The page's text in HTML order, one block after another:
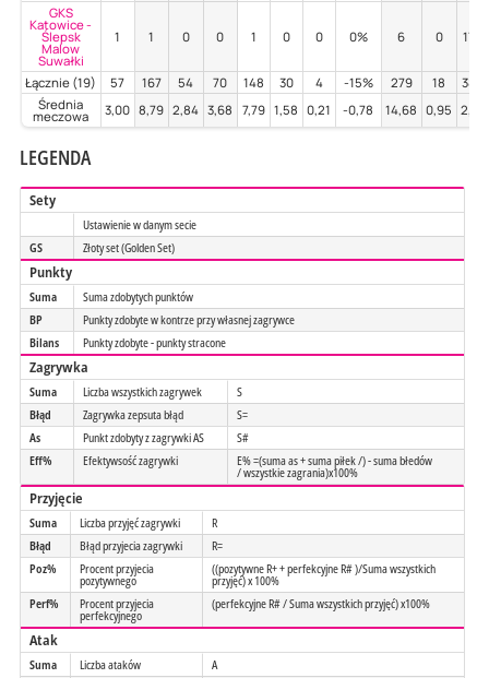
GKS
Katowice -
Ślepsk
Malow
Suwałki
1 1 0 0 1 0 0 0% 6 0 17%
Łącznie (19) 57 167 54 70 148 30 4 -15% 279 18
38%
Średnia
meczowa 3,00 8,79 2,84 3,68 7,79 1,58 0,21 -0,78 14,68 0,95 2,00
LEGENDA
Sety
Ustawienie w danym secie
GS
Złoty set (Golden Set)
Punkty
Suma
Suma zdobytych punktów
BP
Punkty zdobyte w kontrze przy własnej zagrywce
Bilans
Punkty zdobyte - punkty stracone
Zagrywka
Suma Liczba wszystkich zagrywek
S
Błąd
Zagrywka zepsuta błąd
S=
As
Punkt zdobyty z zagrywki AS
S#
Eff%
Efektywsość zagrywki E% =(suma as + suma piłek /) - suma błedów
/ wszystkie zagrania)x100%
Przyjęcie
Suma Liczba przyjęć zagrywki
R
Błąd
Błąd przyjecia zagrywki
R=
Poz%
Procent przyjecia
pozytywnego
((pozytywne R+ + perfekcyjne R# )/Suma wszystkich
przyjęć) x 100%
Perf%
Procent przyjecia
perfekcyjnego
(perfekcyjne R# / Suma wszystkich przyjęć) x100%
Atak
Suma Liczba ataków
A